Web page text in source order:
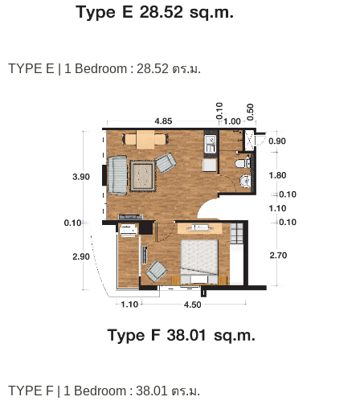
TYPE E | 1 Bedroom : 28.52 ตร.ม.
TYPE F | 1 Bedroom : 38.01 ตร.ม.